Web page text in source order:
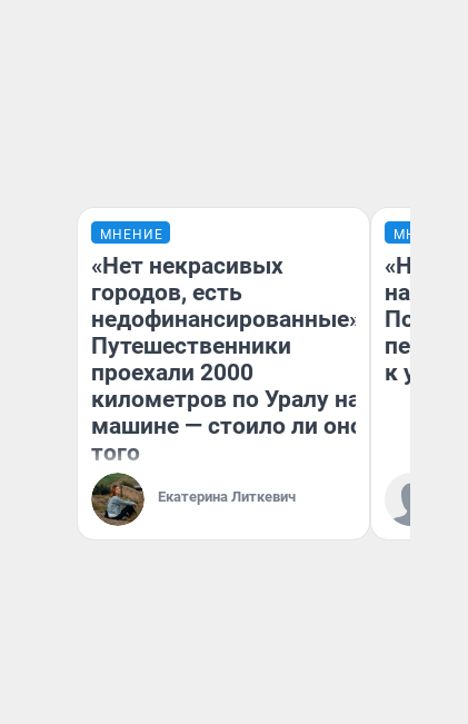
МНЕНИЕ
«Нет некрасивых
городов, есть
недофинансированные».
Путешественники
проехали 2000
километров по Уралу на
машине — стоило ли оно
того
Екатерина Литкевич
МНЕНИЕ
«Надо
надо
к